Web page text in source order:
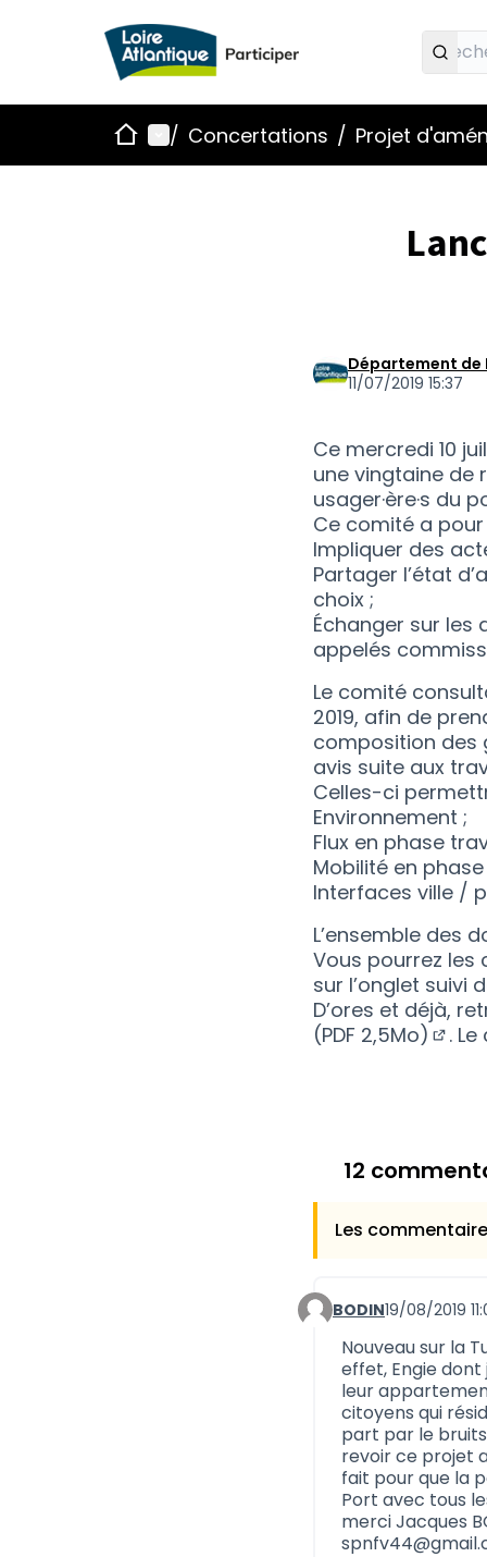
AccueilMenu principal
/ Concertations / Projet
Département
11/07/2019 15:37
Ce mercredi 10
une vingtaine de
usager·ère·s du
Ce comité a
Impliquer des
Partager l’état
choix ;
Échanger sur
appelés
Le comité
2019, afin de
composition des
avis suite aux
Celles-ci
Environnement ;
Flux en phase
Mobilité en
Interfaces ville /
L’ensemble des
Vous pourrez les
sur l’onglet suivi
D’ores et déjà,
(PDF 2,5Mo)
.
12
Les
Commentaire 687
BODIN19/08/2019
Nouveau sur la
effet, Engie
leur
citoyens qui
part par le
revoir ce projet
fait pour que la
Port avec tous
merci Jacques